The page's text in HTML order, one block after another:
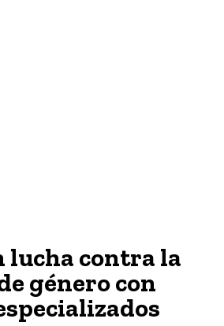
lucha contra la
género con